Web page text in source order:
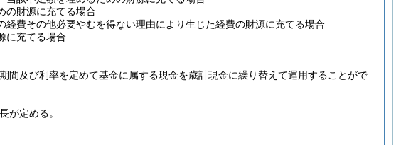
の財源に充てる場合
費その他必要やむを得ない理由により生じた経費の財源に充てる場合
に充てる場合
及び利率を定めて基金に属する現金を歳計現金に繰り替えて運用することがで
が定める。